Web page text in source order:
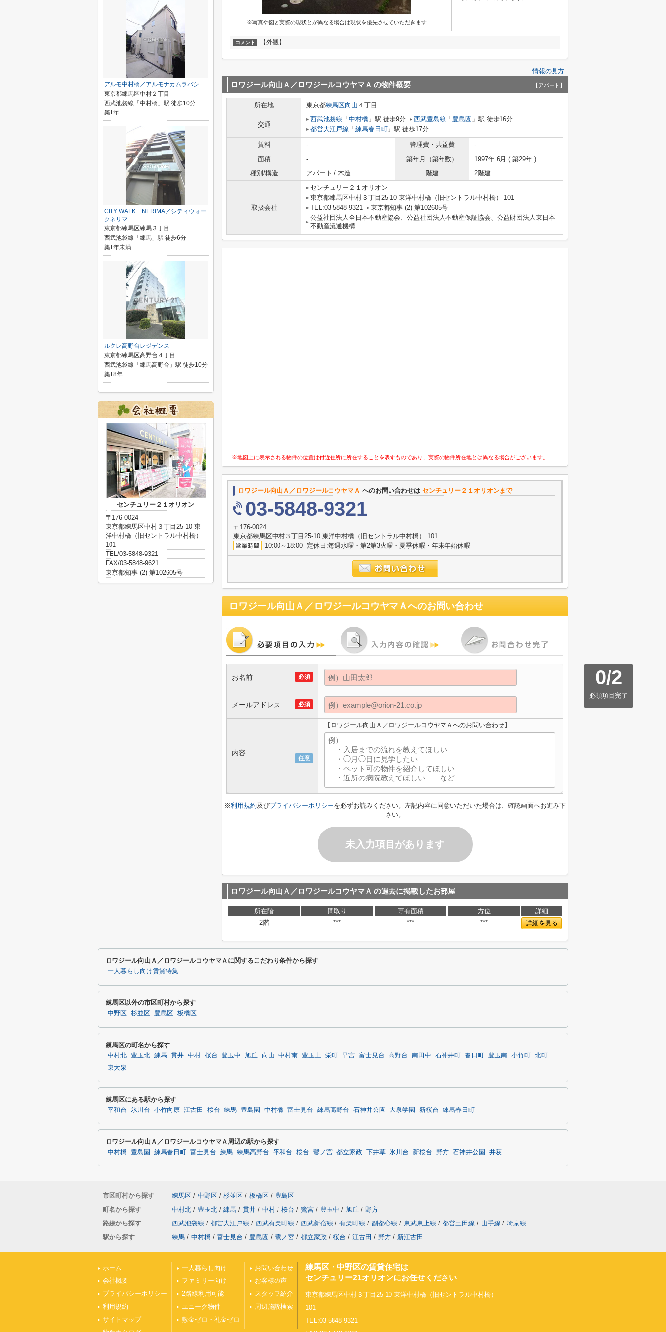
※写真や図と実際の現状とが異なる場合は現状を優先させていただきます
コメント 【外観】
情報の見方
ロワジール向山Ａ／ロワジールコウヤマＡ の物件概要 【アパート】
所在地 東京都練馬区向山 ４丁目
交通
西武池袋線 「 中村橋 」駅 徒歩9分 西武豊島線 「 豊島園 」駅 徒歩16分
都営大江戸線 「 練馬春日町 」駅 徒歩17分
賃料 - 管理費・共益費
-
面積
- 築年月（築年数）
1997年 6月 ( 築29年 )
種別/構造
アパート / 木造 階建 2階建
取扱会社
センチュリー２１オリオン
東京都練馬区中村３丁目25-10 東洋中村橋（旧セントラル中村橋） 101
TEL:03-5848-9321
東京都知事 (2) 第102605号
公益社団法人全日本不動産協会、公益社団法人不動産保証協会、公益財団法人東日本
不動産流通機構
※地図上に表示される物件の位置は付近住所に所在することを表すものであり、実際の物件所在地とは異なる場合がございます。
ロワジール向山Ａ／ロワジールコウヤマＡ へのお問い合わせは センチュリー２１オリオンまで
03-5848-9321
〒176-0024
東京都練馬区中村３丁目25-10 東洋中村橋（旧セントラル中村橋） 101
10:00～18:00 定休日:毎週水曜・第2第3火曜・夏季休暇・年末年始休暇
ロワジール向山Ａ／ロワジールコウヤマＡへのお問い合わせ
0/2
必須項目完了
必須
お名前
必須
メールアドレス
任意
内容
【ロワジール向山Ａ／ロワジールコウヤマＡへのお問い合わせ】
※利用規約及びプライバシーポリシーを必ずお読みください。左記内容に同意いただいた場合は、確認画面へお進み下
さい。
未入力項目があります
ロワジール向山Ａ／ロワジールコウヤマＡ の過去に掲載したお部屋
所在階 間取り 専有面積 方位
詳細
2階
*** *** *** 詳細を見る
アルモ中村橋／アルモナカムラバシ
東京都練馬区中村２丁目
西武池袋線「中村橋」駅 徒歩10分
築1年
CITY WALK NERIMA／シティウォー
クネリマ
東京都練馬区練馬３丁目
西武池袋線「練馬」駅 徒歩6分
築1年未満
ルクレ高野台レジデンス
東京都練馬区高野台４丁目
西武池袋線「練馬高野台」駅 徒歩10分
築18年
センチュリー２１オリオン
〒176-0024
東京都練馬区中村３丁目25-10 東
洋中村橋（旧セントラル中村橋）
101
TEL/03-5848-9321
FAX/03-5848-9621
東京都知事 (2) 第102605号
ロワジール向山Ａ／ロワジールコウヤマＡに関するこだわり条件から探す
一人暮らし向け賃貸特集
練馬区以外の市区町村から探す
中野区 杉並区 豊島区 板橋区
練馬区の町名から探す
中村北 豊玉北 練馬 貫井 中村 桜台 豊玉中 旭丘 向山 中村南 豊玉上 栄町 早宮 富士見台 高野台 南田中 石神井町 春日町 豊玉南 小竹町
北町
東大泉
練馬区にある駅から探す
平和台 氷川台 小竹向原 江古田 桜台 練馬 豊島園 中村橋 富士見台 練馬高野台 石神井公園 大泉学園 新桜台 練馬春日町
ロワジール向山Ａ／ロワジールコウヤマＡ周辺の駅から探す
中村橋 豊島園 練馬春日町 富士見台 練馬 練馬高野台 平和台 桜台 鷺ノ宮 都立家政 下井草 氷川台 新桜台 野方 石神井公園 井荻
市区町村から探す 練馬区 / 中野区 / 杉並区 / 板橋区 / 豊島区
町名から探す
中村北 / 豊玉北 / 練馬 / 貫井 / 中村 / 桜台 / 鷺宮 / 豊玉中 / 旭丘 / 野方
路線から探す
西武池袋線 / 都営大江戸線 / 西武有楽町線 / 西武新宿線 / 有楽町線 / 副都心線 / 東武東上線 / 都営三田線 / 山手線 / 埼京線
駅から探す
練馬 / 中村橋 / 富士見台 / 豊島園 / 鷺ノ宮 / 都立家政 / 桜台 / 江古田 / 野方 / 新江古田
ホーム
会社概要
プライバシーポリシー
利用規約
サイトマップ
一人暮らし向け
ファミリー向け
2路線利用可能
ユニーク物件
敷金ゼロ・礼金ゼロ
お問い合わせ
お客様の声
スタッフ紹介
周辺施設検索
練馬区・中野区の賃貸住宅は
センチュリー21オリオンにお任せください
東京都練馬区中村３丁目25-10 東洋中村橋（旧セントラル中村橋）
101
TEL:03-5848-9321